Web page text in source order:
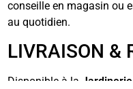
conseille en magasin ou
au quotidien.
LIVRAISON &
Disponible à la